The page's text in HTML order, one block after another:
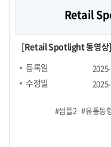
Retail
[Retail Spotlight 동영상]
Spotlight 7월호 자료를
등록일
수정일
#샘플2 #유통동